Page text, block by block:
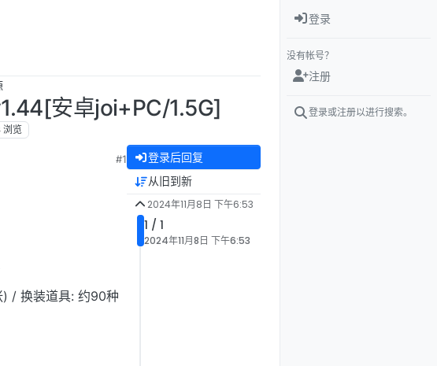
安卓joi+PC/1.5G]
浏览
#1
) / 换装道具: 约90种
登录后回复
从旧到新
2024年11月8日 下午6:53
1 / 1
2024年11月8日 下午6:53
登录
没有帐号？
注册
登录或注册以进行搜索。